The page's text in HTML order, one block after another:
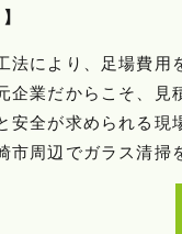
により、足場費用
業だからこそ、見
全が求められる現
周辺でガラス清掃